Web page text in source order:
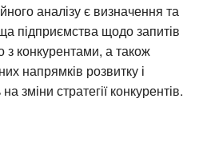
аналізу є визначення та
підприємства щодо запитів
з конкурентами, а також
напрямків розвитку і
зміни стратегії конкурентів.